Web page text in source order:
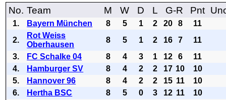
No. Team M W D L G-R Pnt
1. Bayern München 8 5 1 2 20 8
11
2.
Rot Weiss
Oberhausen
8 5 1 2 16 7
11
3.
FC Schalke 04 8 4 3 1 12 6
11
4.
Hamburger SV 8 4 2 2 17 10
10
5.
Hannover 96 8 4 2 2 15 11
10
6.
Hertha BSC 8 5 0 3 12 11
10